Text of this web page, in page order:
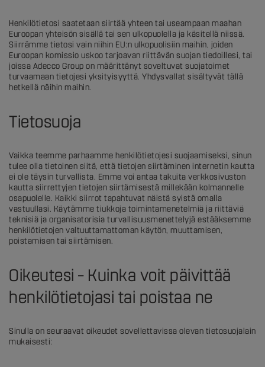
Henkilötietosi saatetaan siirtää yhteen tai useampaan maahan
Euroopan yhteisön sisällä tai sen ulkopuolella ja käsitellä niissä.
Siirrämme tietosi vain niihin EU:n ulkopuolisiin maihin, joiden
Euroopan komissio uskoo tarjoavan riittävän suojan tiedoillesi, tai
joissa Adecco Group on määrittänyt soveltuvat suojatoimet
turvaamaan tietojesi yksityisyyttä. Yhdysvallat sisältyvät tällä
hetkellä näihin maihin.
Tietosuoja
Vaikka teemme parhaamme henkilötietojesi suojaamiseksi, sinun
tulee olla tietoinen siitä, että tietojen siirtäminen internetin kautta
ei ole täysin turvallista. Emme voi antaa takuita verkkosivuston
kautta siirrettyjen tietojen siirtämisestä millekään kolmannelle
osapuolelle. Kaikki siirrot tapahtuvat näistä syistä omalla
vastuullasi. Käytämme tiukkoja toimintamenetelmiä ja riittäviä
teknisiä ja organisatorisia turvallisuusmenettelyjä estääksemme
henkilötietojen valtuuttamattoman käytön, muuttamisen,
poistamisen tai siirtämisen.
Oikeutesi – Kuinka voit päivittää
henkilötietojasi tai poistaa ne
Sinulla on seuraavat oikeudet sovellettavissa olevan tietosuojalain
mukaisesti: